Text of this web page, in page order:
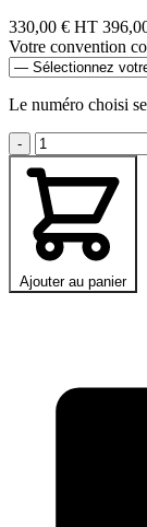
330,00 € HT
Votre convention
Le numéro choisi
-
Ajouter au panier